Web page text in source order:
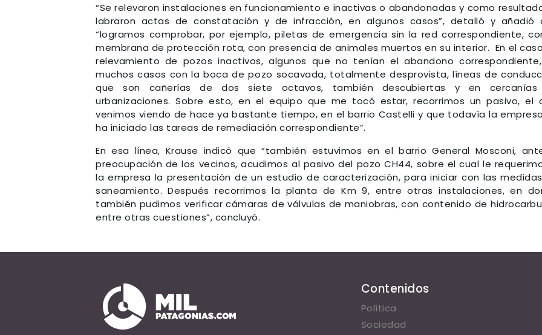
“Se relevaron instalaciones en funcionamiento e inactivas o abandonadas y como
labraron actas de constatación y de infracción, en algunos casos”, detalló y añadió
“logramos comprobar, por ejemplo, piletas de emergencia sin la red correspondiente,
membrana de protección rota, con presencia de animales muertos en su interior. En el
relevamiento de pozos inactivos, algunos que no tenían el abandono
muchos casos con la boca de pozo socavada, totalmente desprovista, líneas de
que son cañerías de dos siete octavos, también descubiertas y en
urbanizaciones. Sobre esto, en el equipo que me tocó estar, recorrimos un pasivo, el
venimos viendo de hace ya bastante tiempo, en el barrio Castelli y que todavía la
ha iniciado las tareas de remediación correspondiente”.
En esa línea, Krause indicó que “también estuvimos en el barrio General Mosconi,
preocupación de los vecinos, acudimos al pasivo del pozo CH44, sobre el cual le
la empresa la presentación de un estudio de caracterización, para iniciar con las
saneamiento. Después recorrimos la planta de Km 9, entre otras instalaciones, en
también pudimos verificar cámaras de válvulas de maniobras, con contenido de
entre otras cuestiones”, concluyó.
Contenidos
Política
Sociedad